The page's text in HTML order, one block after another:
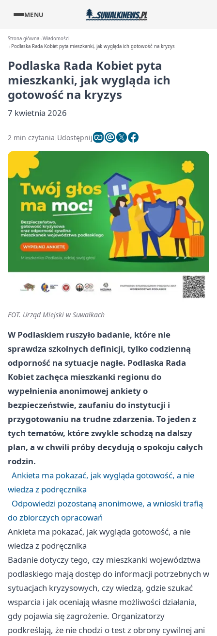
MENU
Strona główna Wiadomości
Podlaska Rada Kobiet pyta mieszkanki, jak wygląda ich gotowość na kryzys
Podlaska Rada Kobiet pyta
mieszkanki, jak wygląda ich
gotowość na kryzys
7 kwietnia 2026
2 min czytania Udostępnij
FOT. Urząd Miejski w Suwałkach
W Podlaskiem ruszyło badanie, które nie
sprawdza szkolnych definicji, tylko codzienną
odporność na sytuacje nagłe. Podlaska Rada
Kobiet zachęca mieszkanki regionu do
wypełnienia anonimowej ankiety o
bezpieczeństwie, zaufaniu do instytucji i
przygotowaniu na trudne zdarzenia. To jeden z
tych tematów, które zwykle schodzą na dalszy
plan, a w chwili próby decydują o spokoju całych
rodzin.
Ankieta ma pokazać, jak wygląda gotowość, a nie
wiedza z podręcznika
Odpowiedzi pozostaną anonimowe, a wnioski trafią
do zbiorczych opracowań
Ankieta ma pokazać, jak wygląda gotowość, a nie
wiedza z podręcznika
Badanie dotyczy tego, czy mieszkanki województwa
podlaskiego mają dostęp do informacji potrzebnych w
sytuacjach kryzysowych, czy wiedzą, gdzie szukać
wsparcia i jak oceniają własne możliwości działania,
gdy pojawia się zagrożenie. Organizatorzy
podkreślają, że nie chodzi o test z obrony cywilnej ani